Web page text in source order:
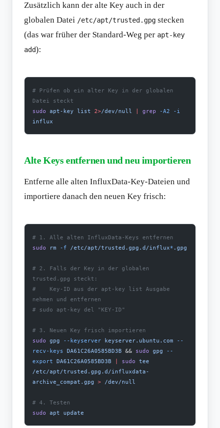
Zusätzlich kann der alte Key auch in der
globalen Datei /etc/apt/trusted.gpg stecken
(das war früher der Standard-Weg per apt-key
add):
# Prüfen ob ein alter Key in der globalen
Datei steckt
sudo apt-key list 2>/dev/null grep -A2 -i
influx
Alte Keys entfernen und neu importieren
Entferne alle alten InfluxData-Key-Dateien und
importiere danach den neuen Key frisch:
# 1. Alle alten InfluxData-Keys entfernen
sudo rm -f /etc/apt/trusted.gpg.d/influx* .gpg
# 2. Falls der Key in der globalen
trusted.gpg steckt:
#    Key-ID aus der apt-key list Ausgabe
nehmen und entfernen
# sudo apt-key del "KEY-ID"
# 3. Neuen Key frisch importieren
sudo gpg --keyserver keyserver.ubuntu.com --
recv-keys DA61C26A0585BD3B && sudo gpg --
export DA61C26A0585BD3B sudo tee
/etc/apt/trusted.gpg.d/influxdata-
archive_compat.gpg > /dev/null
# 4. Testen
sudo apt update